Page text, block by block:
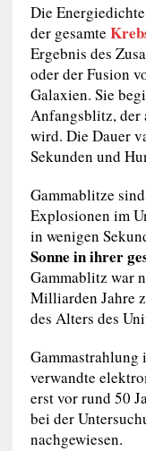
Die
der gesamte
Ergebnis des
oder der Fusion
Galaxien. Sie
Anfangsblitz, der
wird. Die Dauer
Sekunden und
Gammablitze
Explosionen im
in wenigen
Sonne in ihrer
Gammablitz war
Milliarden Jahre
des Alters des
Gammastrahlung
verwandte
erst vor rund 50
bei der
nachgewiesen.